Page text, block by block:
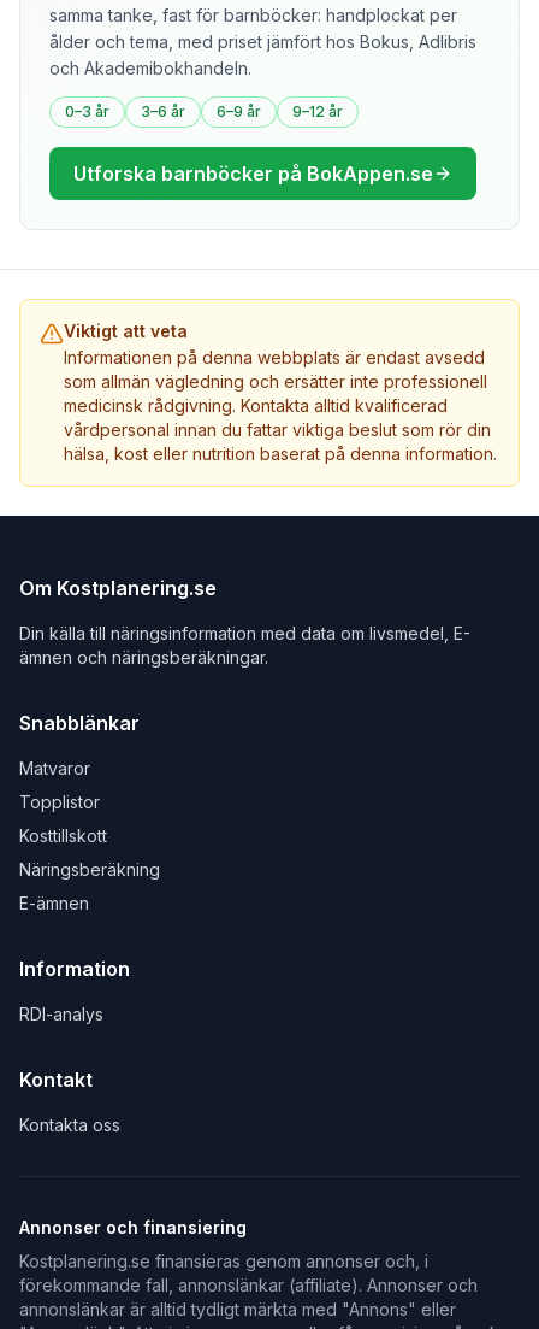
samma tanke, fast för barnböcker: handplockat per
ålder och tema, med priset jämfört hos Bokus, Adlibris
och Akademibokhandeln.
0–3 år 3–6 år 6–9 år 9–12 år
Utforska barnböcker på BokAppen.se
Viktigt att veta
Informationen på denna webbplats är endast avsedd
som allmän vägledning och ersätter inte professionell
medicinsk rådgivning. Kontakta alltid kvalificerad
vårdpersonal innan du fattar viktiga beslut som rör din
hälsa, kost eller nutrition baserat på denna information.
Om Kostplanering.se
Din källa till näringsinformation med data om livsmedel, E-
ämnen och näringsberäkningar.
Snabblänkar
Matvaror
Topplistor
Kosttillskott
Näringsberäkning
E-ämnen
Information
RDI-analys
Kontakt
Kontakta oss
Annonser och finansiering
Kostplanering.se finansieras genom annonser och, i
förekommande fall, annonslänkar (affiliate). Annonser och
annonslänkar är alltid tydligt märkta med "Annons" eller